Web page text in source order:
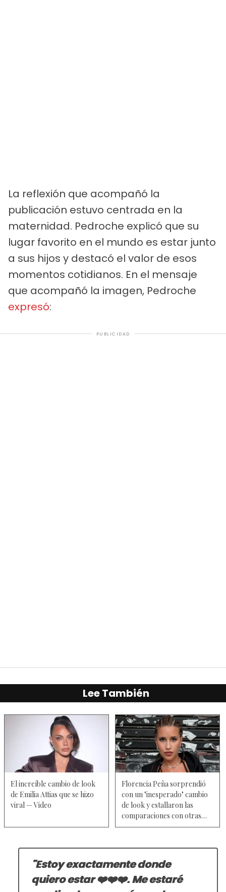
La reflexión que acompañó la
publicación estuvo centrada en la
maternidad. Pedroche explicó que su
lugar favorito en el mundo es estar junto
a sus hijos y destacó el valor de esos
momentos cotidianos. En el mensaje
que acompañó la imagen, Pedroche
expresó:
PUBLICIDAD
Lee También
El increíble cambio de look
de Emilia Attias que se hizo
viral — Video
Florencia Peña sorprendió
con un "inesperado" cambio
de look y estallaron las
comparaciones con otras
figuras — Video
"Estoy exactamente donde
quiero estar ❤️❤️❤️. Me estaré